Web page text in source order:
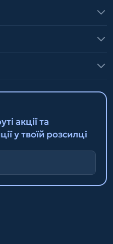
акції та
у твоїй розсилці